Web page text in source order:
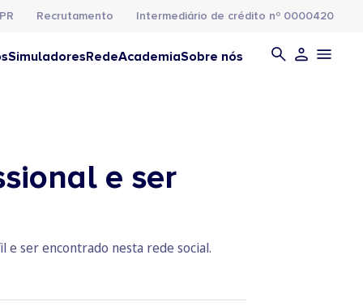
Recrutamento Intermediário de crédito nº 0000420
SimuladoresRedeAcademiaSobre nós
e ser
e ser encontrado nesta rede social.